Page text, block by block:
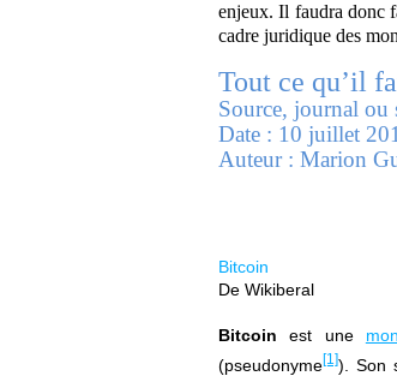
enjeux. Il faudra donc
cadre juridique des
Tout ce qu’il
Source, journal ou
Date : 10 juillet
Auteur : Marion
Bitcoin
De Wikiberal
Bitcoin est une
(pseudonyme[1]). Son